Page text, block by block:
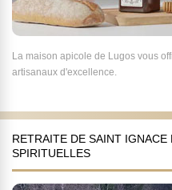
La maison apicole de Lugos vous
artisanaux d'excellence.
RETRAITE DE SAINT
SPIRITUELLES